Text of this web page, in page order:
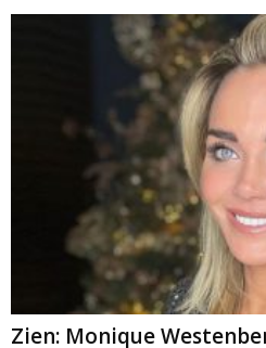
Zien: Monique